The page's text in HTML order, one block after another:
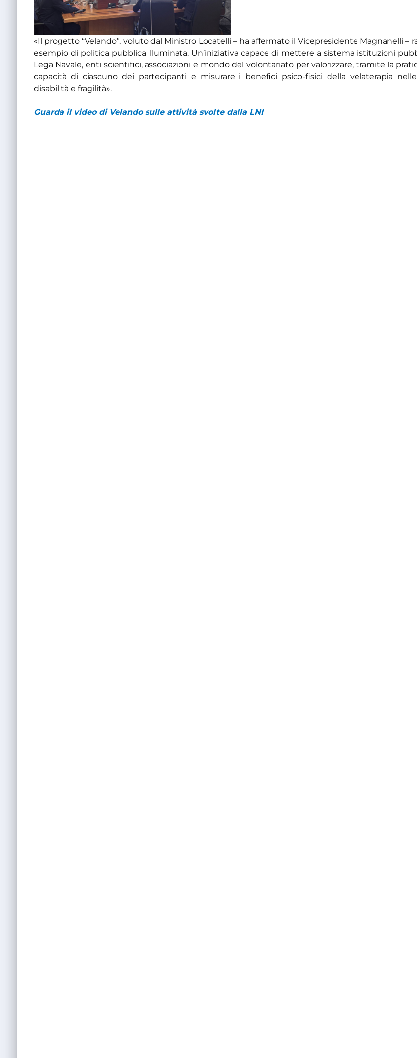
«Il progetto “Velando”, voluto dal Ministro Locatelli – ha affermato il Vicepresidente Magnanelli –
esempio di politica pubblica illuminata. Un’iniziativa capace di mettere a sistema istituzioni
Lega Navale, enti scientifici, associazioni e mondo del volontariato per valorizzare, tramite la
capacità di ciascuno dei partecipanti e misurare i benefici psico-fisici della velaterapia
disabilità e fragilità».
Guarda il video di Velando sulle attività svolte dalla LNI